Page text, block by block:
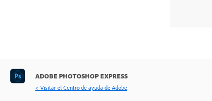
ADOBE PHOTOSHOP EXPRESS
< Visitar el Centro de ayuda de Adobe